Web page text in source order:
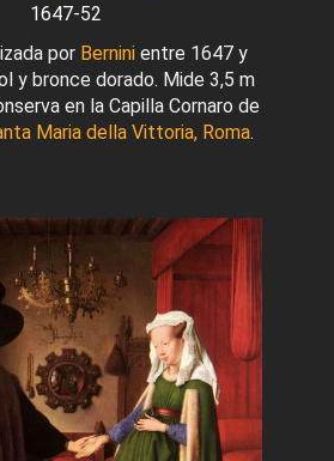
1647-52
por Berninientre 1647 y
y bronce dorado. Mide 3,5 m
en la Capilla Cornaro de
Maria della Vittoria, Roma.